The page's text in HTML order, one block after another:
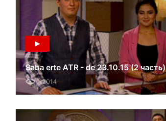
Saba erte ATR - de 23.10.15 (2 часть)
12014